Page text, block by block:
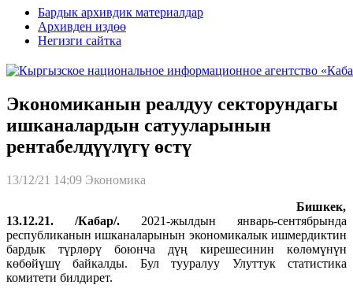
Бардык архивдик материалдар
Архивден издөө
Негизги сайтка
Экономиканын реалдуу секторундагы
ишканалардын сатууларынын
рентабелдүүлүгү өстү
13/12/21 14:09 Экономика
Бишкек,
13.12.21. /Кабар/. 2021-жылдын январь-сентябрында
республиканын ишканаларынын экономикалык ишмердиктин
бардык түрлөрү боюнча дүң кирешесинин көлөмүнүн
көбөйүшү байкалды. Бул тууралуу Улуттук статистика
комитети билдирет.